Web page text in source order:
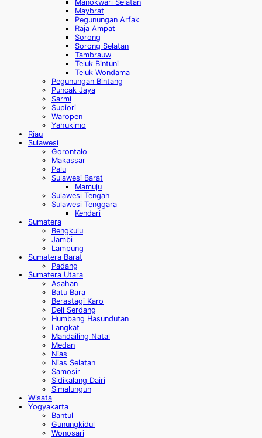
Manokwari Selatan
Maybrat
Pegunungan Arfak
Raja Ampat
Sorong
Sorong Selatan
Tambrauw
Teluk Bintuni
Teluk Wondama
Pegunungan Bintang
Puncak Jaya
Sarmi
Supiori
Waropen
Yahukimo
Riau
Sulawesi
Gorontalo
Makassar
Palu
Sulawesi Barat
Mamuju
Sulawesi Tengah
Sulawesi Tenggara
Kendari
Sumatera
Bengkulu
Jambi
Lampung
Sumatera Barat
Padang
Sumatera Utara
Asahan
Batu Bara
Berastagi Karo
Deli Serdang
Humbang Hasundutan
Langkat
Mandailing Natal
Medan
Nias
Nias Selatan
Samosir
Sidikalang Dairi
Simalungun
Wisata
Yogyakarta
Bantul
Gunungkidul
Wonosari